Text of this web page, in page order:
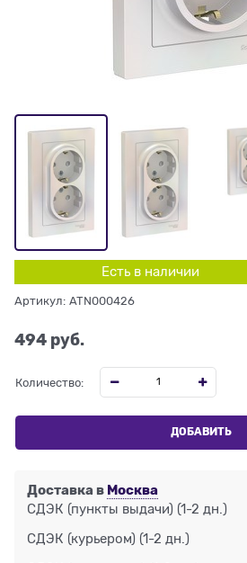
Есть в наличии
Артикул: ATN000426
494 руб.
Количество:
ДОБАВИТЬ
Доставка в Москва
СДЭК (пункты выдачи) (1-2 дн.)
СДЭК (курьером) (1-2 дн.)